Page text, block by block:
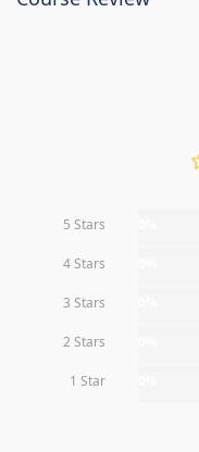
5 Stars
4 Stars
3 Stars
2 Stars
1 Star